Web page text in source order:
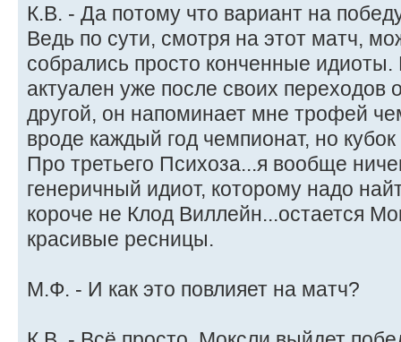
К.В. - Да потому что вариант на
Ведь по сути, смотря на этот матч,
собрались просто конченные
актуален уже после своих переходов
другой, он напоминает мне трофей
вроде каждый год чемпионат, но
Про третьего Психоза...я вообще
генеричный идиот, которому надо
короче не Клод Виллейн...остается
красивые ресницы.
М.Ф. - И как это повлияет на матч?